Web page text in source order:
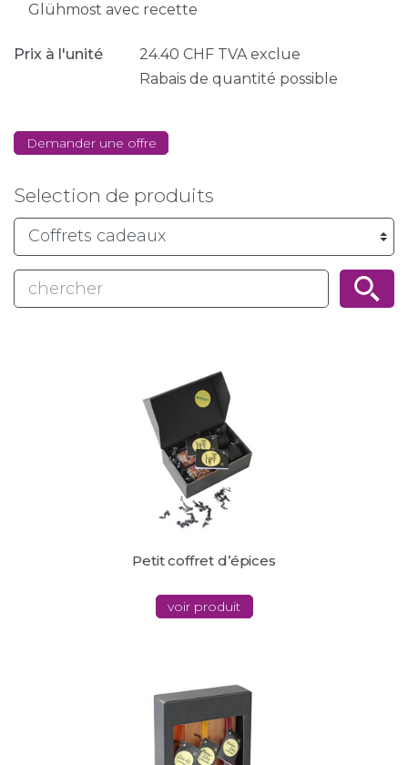
Glühmost avec recette
Prix à l'unité 24.40 CHF TVA exclue
Rabais de quantité possible
Demander une offre
Selection de produits
Petit coffret d’épices
voir produit